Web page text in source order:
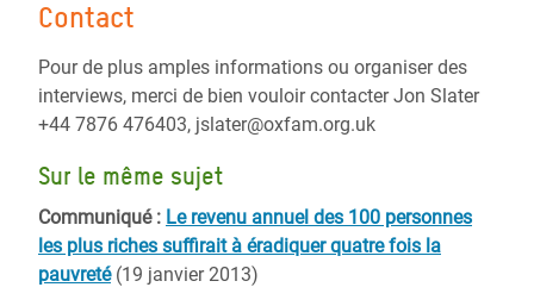
Contact
Pour de plus amples informations ou organiser des
interviews, merci de bien vouloir contacter Jon Slater
+44 7876 476403, jslater@oxfam.org.uk
Sur le même sujet
Communiqué : Le revenu annuel des 100 personnes
les plus riches suffirait à éradiquer quatre fois la
pauvreté(19 janvier 2013)